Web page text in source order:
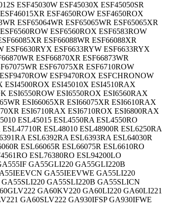
ESF45030W ESF45030X ESF45050SR
ESF4650ROW ESF4650ROX
ESF65064WR ESF65065WR ESF65065XR
ESF6560ROX ESF6583ROW
ESF66088WR ESF66088XR
ESF6630RYX ESF6633RYW ESF6633RYX
ESF66870XR ESF66873WR
ESF67075XR ESF6710ROW
ESF9470ROX ESFCHRONOW
ESI4500ROX ESI45010X ESI4510RAX
ESI6550ROW ESI6550ROX ESI6560RAX
ESI66065XR ESI66075XR ESI6610RAX
ESI6710RAX ESI6710ROX ESI6800RAX
ESL45015 ESL4550RA ESL4550RO
ESL48010 ESL48900R ESL6250RA
ESL6392RA ESL6393RA ESL64030R
ESL66065R ESL66075R ESL6610RO
ESL76380RO ESL94200LO
GA55GLI220 GA55GLI220B
GA55IEEVWE GA55LI220
GA55SLI220B GA55SLICN
GA60KV220 GA60LI220 GA60LI221
GA60SLV222 GA930IFSP GA930IFWE